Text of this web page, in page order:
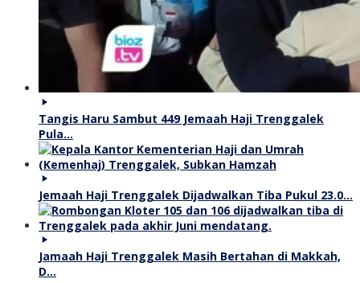
Tangis Haru Sambut 449 Jemaah Haji Trenggalek
Pula…
Jemaah Haji Trenggalek Dijadwalkan Tiba Pukul 23.0…
Jamaah Haji Trenggalek Masih Bertahan di Makkah,
D…